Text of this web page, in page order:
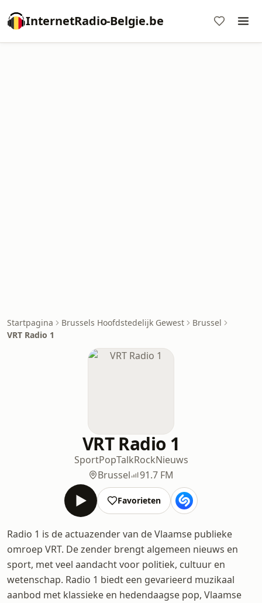
InternetRadio-Belgie.be
Startpagina Brussels Hoofdstedelijk Gewest
Brussel
VRT Radio 1
VRT Radio 1
SportPopTalkRockNieuws
Brussel
91.7 FM
Favorieten
Radio 1 is de actuazender van de Vlaamse publieke
omroep VRT. De zender brengt algemeen nieuws en
sport, met veel aandacht voor politiek, cultuur en
wetenschap. Radio 1 biedt een gevarieerd muzikaal
aanbod met klassieke en hedendaagse pop, Vlaamse